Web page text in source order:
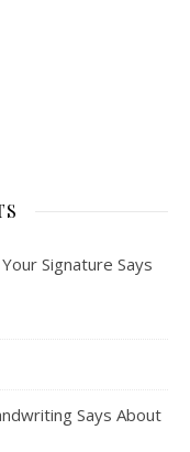
Signature Says
Says About